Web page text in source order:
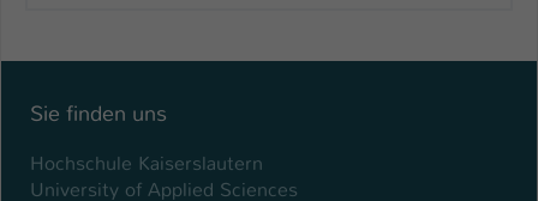
Sie finden uns
Hochschule Kaiserslautern
University of Applied Sciences